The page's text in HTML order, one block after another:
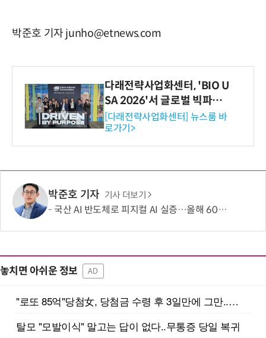
박준호 기자 junho@etnews.com
다래전략사업화센터, 'BIO U
SA 2026'서 글로벌 빅파마
와의 비즈니스 미팅 지원…K
-바이오 해외 진출 교두보 확
보
[다래전략사업화센터] 뉴스룸 바
로가기>
박준호 기자 기사 더보기
국산 AI 반도체로 피지컬 AI 실증…올해 600억 투입
놓치면 아쉬운 정보 AD